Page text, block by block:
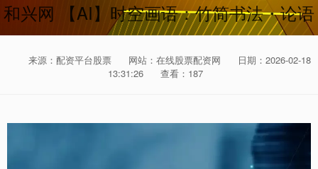
和兴网 【AI】时空画语：竹简书法・论语
来源：配资平台股票 网站：在线股票配资网
日期：2026-02-18
13:31:26
查看：187